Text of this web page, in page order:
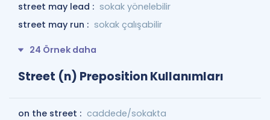
street may lead : sokak yönelebilir
street may run : sokak çalışabilir
24 Örnek daha
Street (n) Preposition Kullanımları
on the street : caddede/sokakta